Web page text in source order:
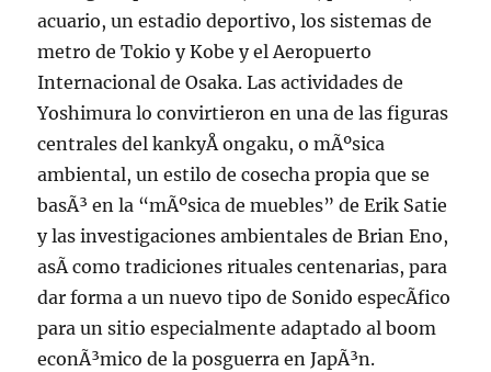
acuario, un estadio deportivo, los sistemas de
metro de Tokio y Kobe y el Aeropuerto
Internacional de Osaka. Las actividades de
Yoshimura lo convirtieron en una de las figuras
centrales del kankyÅ ongaku, o mÃºsica
ambiental, un estilo de cosecha propia que se
basÃ³ en la “mÃºsica de muebles” de Erik Satie
y las investigaciones ambientales de Brian Eno,
asÃ­ como tradiciones rituales centenarias, para
dar forma a un nuevo tipo de Sonido especÃ­fico
para un sitio especialmente adaptado al boom
econÃ³mico de la posguerra en JapÃ³n.